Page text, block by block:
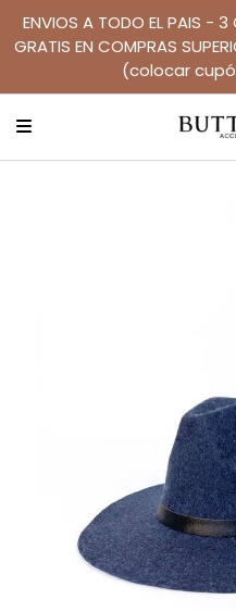
ENVIOS A TODO EL PAIS - 3
GRATIS EN COMPRAS
(colocar